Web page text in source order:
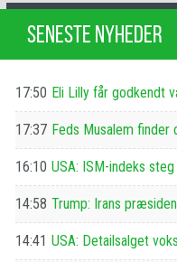
SENESTE NYHEDER
17:50 Eli Lilly får godkendt
17:37 Feds Musalem finder
16:10 USA: ISM-indeks
14:58 Trump: Irans
14:41 USA: Detailsalget